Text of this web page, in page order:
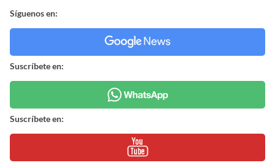
Síguenos en:
Suscríbete en:
Suscríbete en: